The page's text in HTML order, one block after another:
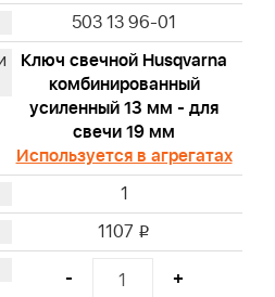
503 13 96-01
Ключ свечной Husqvarna
комбинированный
усиленный 13 мм - для
свечи 19 мм
Используется в агрегатах
1
1107 i
- +